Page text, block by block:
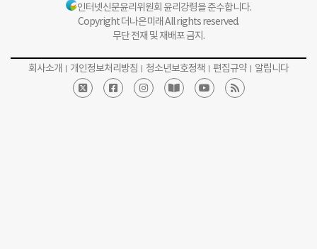
인터넷신문윤리위원회 윤리강령을 준수합니다.
Copyright 더나은미래 All rights reserved.
무단 전재 및 재배포 금지.
회사소개 개인정보처리방침 청소년보호정책 편집규약 알립니다